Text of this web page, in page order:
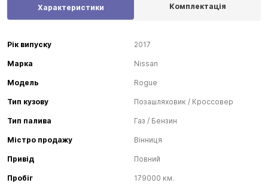
Характеристики Комплектація
Рік випуску 2017
Марка Nissan
Модель Rogue
Тип кузову Позашляховик / Кроссовер
Тип палива Газ / Бензин
Містро продажу Вінниця
Привід Повний
Пробіг 179000 км.